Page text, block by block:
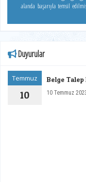
alanda başarıyla temsil edilmiştir. Değerli meslektaşlarımızı tebrik eder,
Duyurular
Temmuz
10
Belge Talep
10 Temmuz